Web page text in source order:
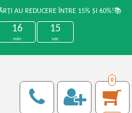
AU REDUCERE ÎNTRE 15% ȘI 60%!📚
16
min
14
sec
0